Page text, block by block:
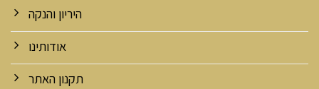
היריון והנקה
אודותינו
תקנון האתר